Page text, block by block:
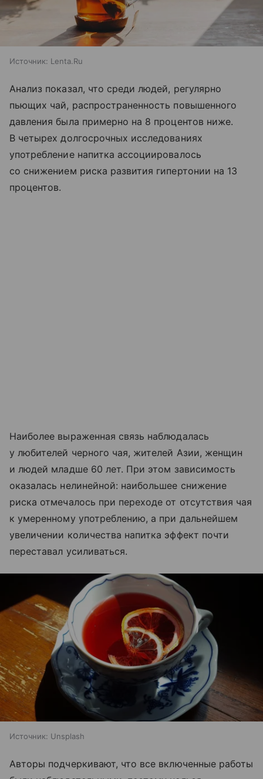
Источник: Lenta.Ru
Анализ показал, что среди людей, регулярно
пьющих чай, распространенность повышенного
давления была примерно на 8 процентов ниже.
В четырех долгосрочных исследованиях
употребление напитка ассоциировалось
со снижением риска развития гипертонии на 13
процентов.
Наиболее выраженная связь наблюдалась
у любителей черного чая, жителей Азии, женщин
и людей младше 60 лет. При этом зависимость
оказалась нелинейной: наибольшее снижение
риска отмечалось при переходе от отсутствия чая
к умеренному употреблению, а при дальнейшем
увеличении количества напитка эффект почти
переставал усиливаться.
Источник: Unsplash
Авторы подчеркивают, что все включенные работы